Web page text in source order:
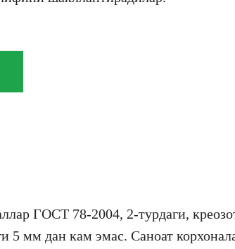
ГОСТ 78-2004, 2-турдаги,
5 мм дан кам эмас. Саноат